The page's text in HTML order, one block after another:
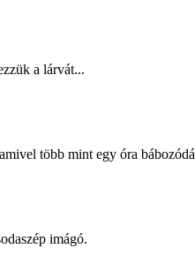
a lárvát...
több mint egy óra
imágó.